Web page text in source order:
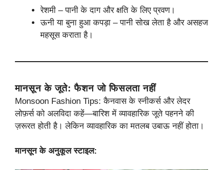
रेशमी – पानी के दाग और क्षति के लिए प्रवण।
ऊनी या बुना हुआ कपड़ा – पानी सोख लेता है और असहज
महसूस कराता है।
मानसून के जूते: फैशन जो फिसलता नहीं
Monsoon Fashion Tips: कैनवास के स्नीकर्स और लेदर
लोफ़र्स को अलविदा कहें—बारिश में व्यावहारिक जूते पहनने की
ज़रूरत होती है। लेकिन व्यावहारिक का मतलब उबाऊ नहीं होता।
मानसून के अनुकूल स्टाइल: